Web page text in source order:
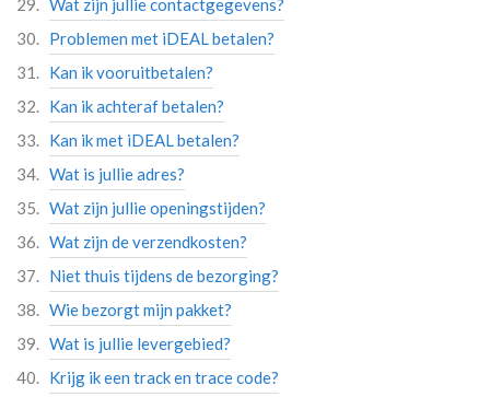
Wat zijn jullie contactgegevens?
Problemen met iDEAL betalen?
Kan ik vooruitbetalen?
Kan ik achteraf betalen?
Kan ik met iDEAL betalen?
Wat is jullie adres?
Wat zijn jullie openingstijden?
Wat zijn de verzendkosten?
Niet thuis tijdens de bezorging?
Wie bezorgt mijn pakket?
Wat is jullie levergebied?
Krijg ik een track en trace code?